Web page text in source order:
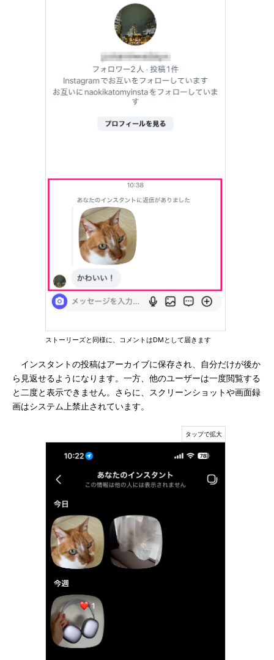
ストーリーズと同様に、コメントはDMとして届きます
インスタントの投稿はアーカイブに保存され、自分だけが後か
ら見返せるようになります。一方、他のユーザーは一度閲覧する
と二度と表示できません。さらに、スクリーンショットや画面録
画はシステム上禁止されています。